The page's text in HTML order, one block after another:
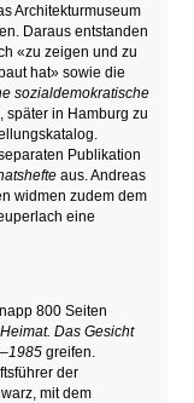
Architekturmuseum
Daraus entstanden
«zu zeigen und zu
hat» sowie die
sozialdemokratische
später in Hamburg zu
Publikation
aus. Andreas
widmen zudem dem
eine
800 Seiten
Das Gesicht
greifen.
der
mit dem